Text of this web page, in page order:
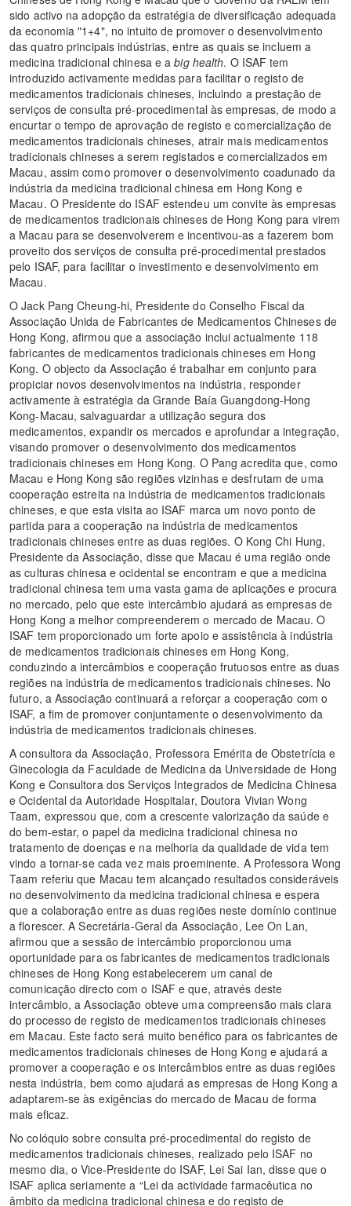
sido activo na adopção da estratégia de diversificação adequada
da economia "1+4", no intuito de promover o desenvolvimento
das quatro principais indústrias, entre as quais se incluem a
medicina tradicional chinesa e abig health. O ISAF tem
introduzido activamente medidas para facilitar o registo de
medicamentos tradicionais chineses, incluindo a prestação de
serviços de consulta pré-procedimental às empresas, de modo a
encurtar o tempo de aprovação de registo e comercialização de
medicamentos tradicionais chineses, atrair mais medicamentos
tradicionais chineses a serem registados e comercializados em
Macau, assim como promover o desenvolvimento coadunado da
indústria da medicina tradicional chinesa em Hong Kong e
Macau. O Presidente do ISAF estendeu um convite às empresas
de medicamentos tradicionais chineses de Hong Kong para virem
a Macau para se desenvolverem e incentivou-as a fazerem bom
proveito dos serviços de consulta pré-procedimental prestados
pelo ISAF, para facilitar o investimento e desenvolvimento em
Macau.
O Jack Pang Cheung-hi, Presidente do Conselho Fiscal da
Associação Unida de Fabricantes de Medicamentos Chineses de
Hong Kong, afirmou que a associação inclui actualmente 118
fabricantes de medicamentos tradicionais chineses em Hong
Kong. O objecto da Associação é trabalhar em conjunto para
propiciar novos desenvolvimentos na indústria, responder
activamente à estratégia da Grande Baía Guangdong-Hong
Kong-Macau, salvaguardar a utilização segura dos
medicamentos, expandir os mercados e aprofundar a integração,
visando promover o desenvolvimento dos medicamentos
tradicionais chineses em Hong Kong. O Pang acredita que, como
Macau e Hong Kong são regiões vizinhas e desfrutam de uma
cooperação estreita na indústria de medicamentos tradicionais
chineses, e que esta visita ao ISAF marca um novo ponto de
partida para a cooperação na indústria de medicamentos
tradicionais chineses entre as duas regiões. O Kong Chi Hung,
Presidente da Associação, disse que Macau é uma região onde
as culturas chinesa e ocidental se encontram e que a medicina
tradicional chinesa tem uma vasta gama de aplicações e procura
no mercado, pelo que este intercâmbio ajudará as empresas de
Hong Kong a melhor compreenderem o mercado de Macau. O
ISAF tem proporcionado um forte apoio e assistência à indústria
de medicamentos tradicionais chineses em Hong Kong,
conduzindo a intercâmbios e cooperação frutuosos entre as duas
regiões na indústria de medicamentos tradicionais chineses. No
futuro, a Associação continuará a reforçar a cooperação com o
ISAF, a fim de promover conjuntamente o desenvolvimento da
indústria de medicamentos tradicionais chineses.
A consultora da Associação, Professora Emérita de Obstetrícia e
Ginecologia da Faculdade de Medicina da Universidade de Hong
Kong e Consultora dos Serviços Integrados de Medicina Chinesa
e Ocidental da Autoridade Hospitalar, Doutora Vivian Wong
Taam, expressou que, com a crescente valorização da saúde e
do bem-estar, o papel da medicina tradicional chinesa no
tratamento de doenças e na melhoria da qualidade de vida tem
vindo a tornar-se cada vez mais proeminente. A Professora Wong
Taam referiu que Macau tem alcançado resultados consideráveis
no desenvolvimento da medicina tradicional chinesa e espera
que a colaboração entre as duas regiões neste domínio continue
a florescer. A Secretária-Geral da Associação, Lee On Lan,
afirmou que a sessão de intercâmbio proporcionou uma
oportunidade para os fabricantes de medicamentos tradicionais
chineses de Hong Kong estabelecerem um canal de
comunicação directo com o ISAF e que, através deste
intercâmbio, a Associação obteve uma compreensão mais clara
do processo de registo de medicamentos tradicionais chineses
em Macau. Este facto será muito benéfico para os fabricantes de
medicamentos tradicionais chineses de Hong Kong e ajudará a
promover a cooperação e os intercâmbios entre as duas regiões
nesta indústria, bem como ajudará as empresas de Hong Kong a
adaptarem-se às exigências do mercado de Macau de forma
mais eficaz.
No colóquio sobre consulta pré-procedimental do registo de
medicamentos tradicionais chineses, realizado pelo ISAF no
mesmo dia, o Vice-Presidente do ISAF, Lei Sai Ian, disse que o
ISAF aplica seriamente a “Lei da actividade farmacêutica no
âmbito da medicina tradicional chinesa e do registo de